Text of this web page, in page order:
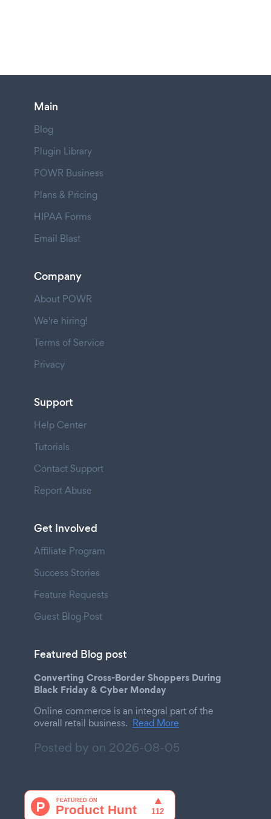
Main
Blog
Plugin Library
POWR Business
Plans & Pricing
HIPAA Forms
Email Blast
Company
About POWR
We're hiring!
Terms of Service
Privacy
Support
Help Center
Tutorials
Contact Support
Report Abuse
Get Involved
Affiliate Program
Success Stories
Feature Requests
Guest Blog Post
Featured Blog post
Converting Cross-Border Shoppers During
Black Friday & Cyber Monday
Online commerce is an integral part of the
overall retail business. Read More
Posted by on 2026-08-05